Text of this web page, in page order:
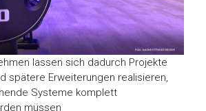
lassen sich dadurch Projekte
spätere Erweiterungen realisieren,
Systeme komplett
müssen